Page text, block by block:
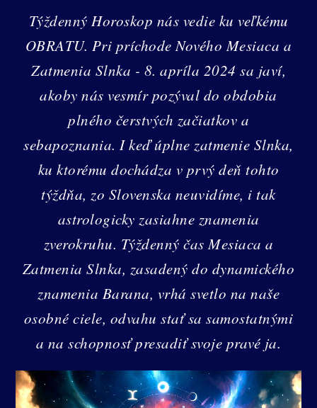
Týždenný Horoskop nás vedie ku veľkému
OBRATU. Pri príchode Nového Mesiaca a
Zatmenia Slnka - 8. apríla 2024 sa javí,
akoby nás vesmír pozýval do obdobia
plného čerstvých začiatkov a
sebapoznania. I keď úplne zatmenie Slnka,
ku ktorému dochádza v prvý deň tohto
týždňa, zo Slovenska neuvidíme, i tak
astrologicky zasiahne znamenia
zverokruhu. Týždenný čas Mesiaca a
Zatmenia Slnka, zasadený do dynamického
znamenia Barana, vrhá svetlo na naše
osobné ciele, odvahu stať sa samostatnými
a na schopnosť presadiť svoje pravé ja.